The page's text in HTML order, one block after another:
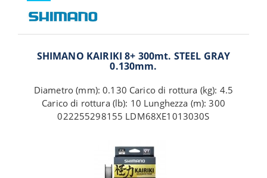
SHIMANO KAIRIKI 8+ 300mt. STEEL GRAY
0.130mm.
Diametro (mm): 0.130 Carico di rottura (kg): 4.5
Carico di rottura (lb): 10 Lunghezza (m): 300
022255298155 LDM68XE1013030S